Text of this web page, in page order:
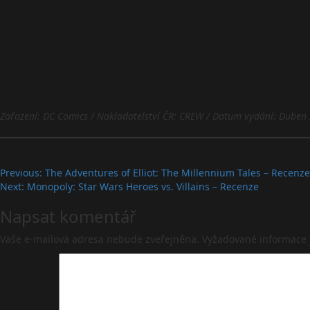
Zařazení: DC Comics / Nakladatelství ČR: CREW / Datum vydání: Duben
Post
navigation
Previous: The Adventures of Elliot: The Millennium Tales – Recenze
Next: Monopoly: Star Wars Heroes vs. Villains – Recenze
Napsat komentář
Vaše e-mailová adresa nebude zveřejněna. Vyžadované